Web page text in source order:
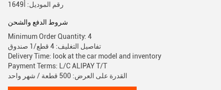
رقم الموديل: أ1649
شروط الدفع والشحن
Minimum Order Quantity: 4
تفاصيل التغليف: 4 قطع/1 صندوق
Delivery Time: look at the car model and inventory
Payment Terms: L/C ALIPAY T/T
القدرة على العرض: 500 قطعة / شهر واحد